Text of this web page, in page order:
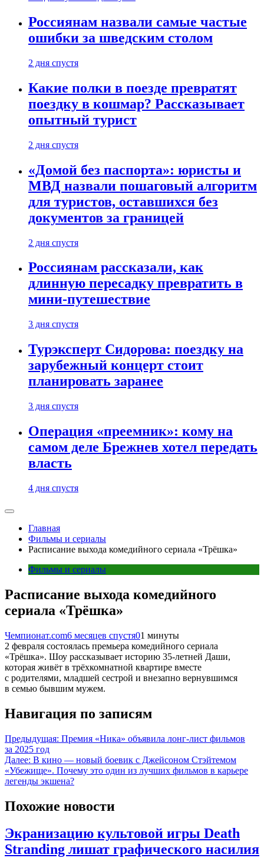
Россиянам назвали самые частые
ошибки за шведским столом
2 дня спустя
Какие полки в поезде превратят
поездку в кошмар? Рассказывает
опытный турист
2 дня спустя
«Домой без паспорта»: юристы и
МВД назвали пошаговый алгоритм
для туристов, оставшихся без
документов за границей
2 дня спустя
Россиянам рассказали, как
длинную пересадку превратить в
мини-путешествие
3 дня спустя
Турэксперт Сидорова: поездку на
зарубежный концерт стоит
планировать заранее
3 дня спустя
Операция «преемник»: кому на
самом деле Брежнев хотел передать
власть
4 дня спустя
Главная
Фильмы и сериалы
Расписание выхода комедийного сериала «Трёшка»
Фильмы и сериалы
Расписание выхода комедийного
сериала «Трёшка»
Чемпионат.com6 месяцев спустя01 минуты
2 февраля состоялась премьера комедийного сериала
«Трёшка». Шоу рассказывает историю 35-летней Даши,
которая живёт в трёхкомнатной квартире вместе
с родителями, младшей сестрой и внезапно вернувшимся
в семью бывшим мужем.
Навигация по записям
Предыдущая: Премия «Ника» объявила лонг-лист фильмов
за 2025 год
Далее: В кино — новый боевик с Джейсоном Стэйтемом
«Убежище». Почему это один из лучших фильмов в карьере
легенды экшена?
Похожие новости
Экранизацию культовой игры Death
Stranding лишат графического насилия